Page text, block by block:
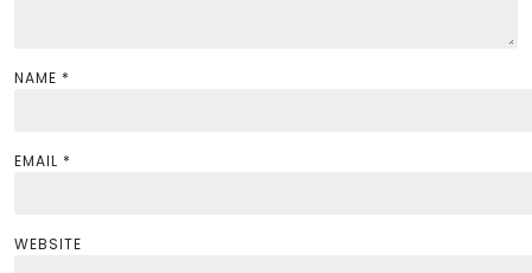
NAME *
EMAIL *
WEBSITE